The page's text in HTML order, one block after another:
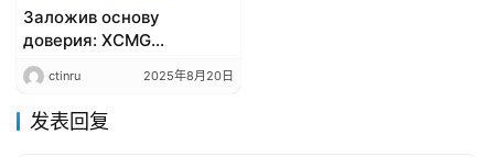
Заложив основу
доверия: XCMG
Automotive создает
надежные
электротяжеловозы с
мастерством
ctinru 2025年8月20日
发表回复